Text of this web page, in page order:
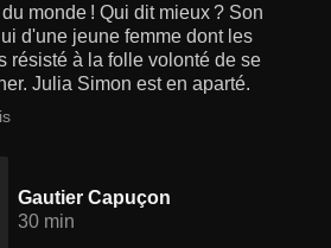
monde ! Qui dit mieux ? Son
d'une jeune femme dont les
résisté à la folle volonté de se
Julia Simon est en aparté.
Gautier Capuçon
30 min